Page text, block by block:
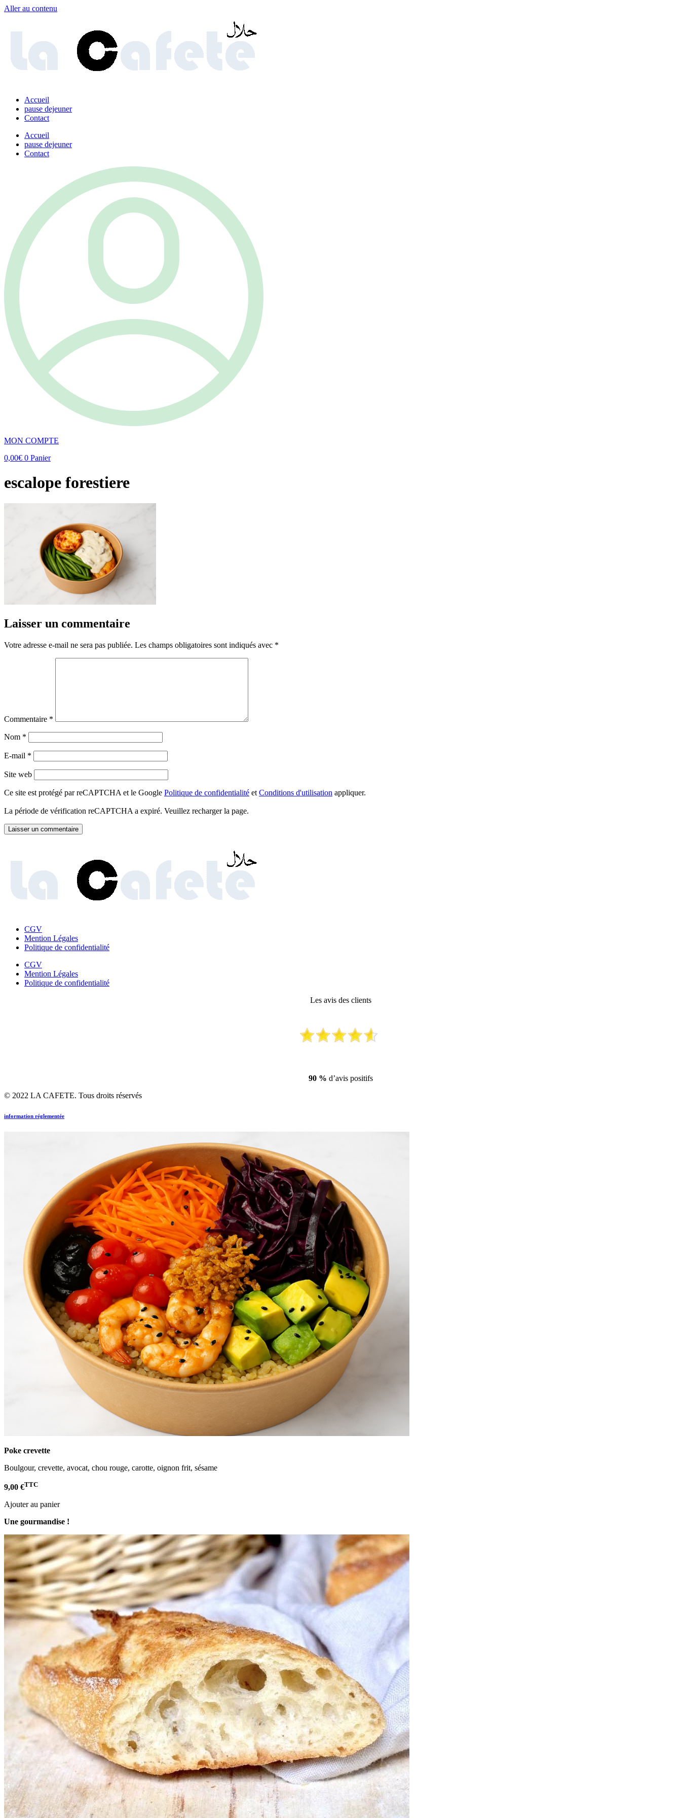
Aller au contenu
Accueil
pause dejeuner
Contact
Accueil
pause dejeuner
Contact
MON COMPTE
0,00€ 0 Panier
escalope forestiere
Laisser un commentaire
Votre adresse e-mail ne sera pas publiée. Les champs obligatoires sont indiqués avec *
Commentaire *
Nom *
E-mail *
Site web
Ce site est protégé par reCAPTCHA et le Google Politique de confidentialité et Conditions d'utilisation appliquer.
La période de vérification reCAPTCHA a expiré. Veuillez recharger la page.
CGV
Mention Légales
Politique de confidentialité
CGV
Mention Légales
Politique de confidentialité
Les avis des clients
90 % d’avis positifs
© 2022 LA CAFETE. Tous droits réservés
information réglementée
Poke crevette
Boulgour, crevette, avocat, chou rouge, carotte, oignon frit, sésame
9,00 €TTC
Ajouter au panier
Une gourmandise !